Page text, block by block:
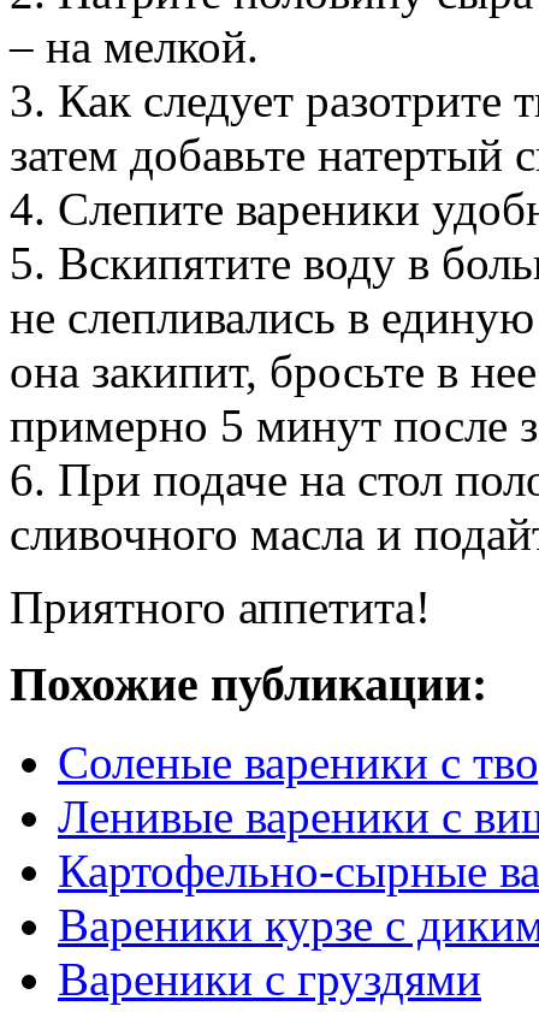
– на мелкой.
3. Как следует разотрите
затем добавьте
4. Слепите вареники
5. Вскипятите воду в
не слепливались в
она закипит, бросьте в
примерно 5 минут после
6. При подаче на стол
сливочного масла и
Приятного аппетита!
Похожие публикации:
Соленые вареники с
Ленивые вареники с
Картофельно-сырные
Вареники курзе с
Вареники с груздями